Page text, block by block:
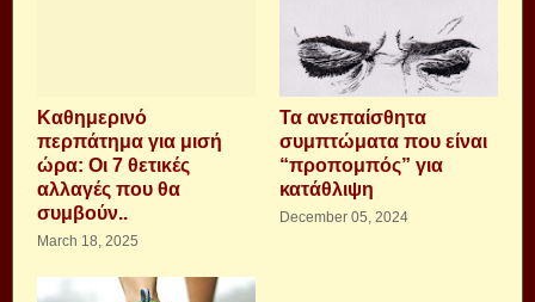
Καθημερινό
περπάτημα για μισή
ώρα: Οι 7 θετικές
αλλαγές που θα
συμβούν..
March 18, 2025
Τα ανεπαίσθητα
συμπτώματα που είναι
“προπομπός” για
κατάθλιψη
December 05, 2024